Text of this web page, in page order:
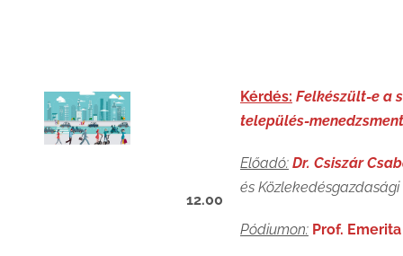
12.00
Kérdés: Felkészült-e a
település-
Előadó: Dr. Csiszár
és Közlekedésgazdasági
Pódiumon:Prof. Emerita